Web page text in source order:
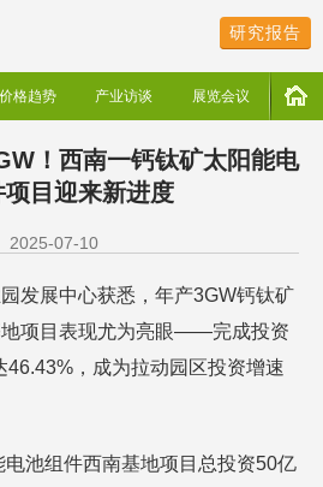
研究报告
价格趋势 产业访谈 展览会议
！西南一钙钛矿太阳能电
项目迎来新进度
2025-07-10
发展中心获悉，年产3GW钙钛矿
地项目表现尤为亮眼——完成投资
46.43%，成为拉动园区投资增速
池组件西南基地项目总投资50亿